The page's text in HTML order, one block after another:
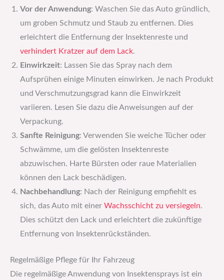
Vor der Anwendung: Waschen Sie das Auto gründlich,
um groben Schmutz und Staub zu entfernen. Dies
erleichtert die Entfernung der Insektenreste und
verhindert Kratzer auf dem Lack.
Einwirkzeit: Lassen Sie das Spray nach dem
Aufsprühen einige Minuten einwirken. Je nach Produkt
und Verschmutzungsgrad kann die Einwirkzeit
variieren. Lesen Sie dazu die Anweisungen auf der
Verpackung.
Sanfte Reinigung: Verwenden Sie weiche Tücher oder
Schwämme, um die gelösten Insektenreste
abzuwischen. Harte Bürsten oder raue Materialien
können den Lack beschädigen.
Nachbehandlung: Nach der Reinigung empfiehlt es
sich, das Auto mit einer Wachsschicht zu versiegeln.
Dies schützt den Lack und erleichtert die zukünftige
Entfernung von Insektenrückständen.
Regelmäßige Pflege für Ihr Fahrzeug
Die regelmäßige Anwendung von Insektensprays ist ein